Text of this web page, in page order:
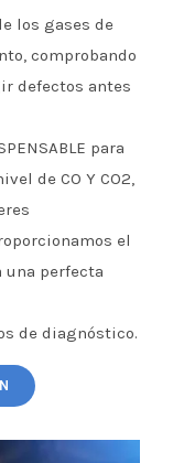
los gases de
comprobando
defectos antes
para
de CO Y CO2,
el
perfecta
de diagnóstico.